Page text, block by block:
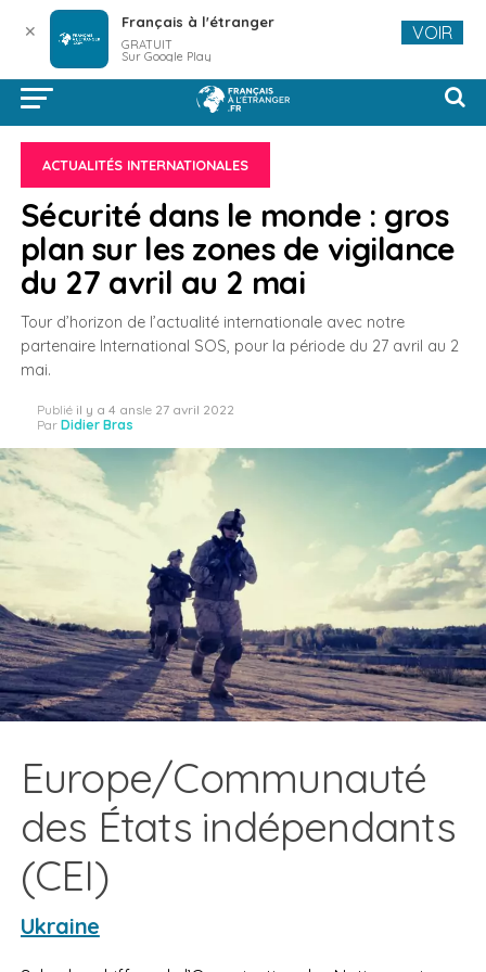
ACTUALITÉS INTERNATIONALES
Sécurité dans le monde : gros
plan sur les zones de vigilance
du 27 avril au 2 mai
Tour d’horizon de l’actualité internationale avec notre
partenaire International SOS, pour la période du 27 avril au 2
mai.
Publié il y a 4 ansle 27 avril 2022
Par Didier Bras
Europe/Communauté
des États indépendants
(CEI)
Ukraine
✕ Français à l'étranger
GRATUIT
Sur Google Play
VOIR